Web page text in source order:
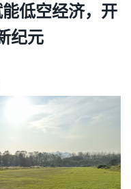
低空经济，开
纪元